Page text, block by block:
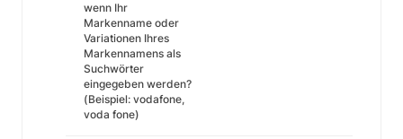
wenn Ihr
Markenname oder
Variationen Ihres
Markennamens als
Suchwörter
eingegeben werden?
(Beispiel: vodafone,
voda fone)